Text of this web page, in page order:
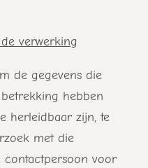
verwerking
de gegevens die
hebben
herleidbaar zijn, te
met die
voor